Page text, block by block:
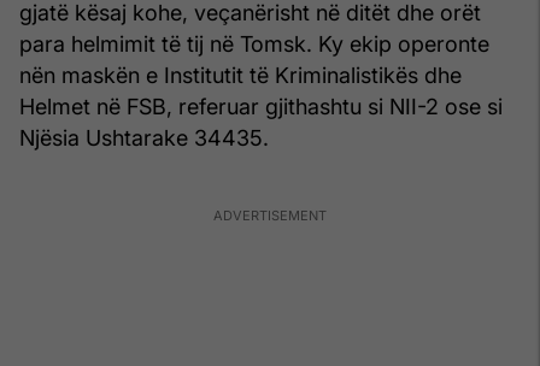
gjatë kësaj kohe, veçanërisht në ditët dhe orët
para helmimit të tij në Tomsk. Ky ekip operonte
nën maskën e Institutit të Kriminalistikës dhe
Helmet në FSB, referuar gjithashtu si NII-2 ose si
Njësia Ushtarake 34435.